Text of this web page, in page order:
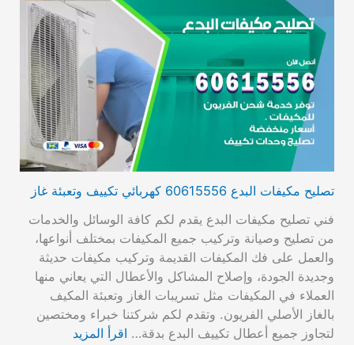
تصليح مكيفات البدع 60615556 كهربائي تكييف وتعبئة غاز
فني تصليح مكيفات البدع يقدم لكم كافة الوسائل والخدمات
من تصليح وصيانة وتركيب جميع المكيفات بمختلف أنواعها،
والعمل على فك المكيفات القديمة وتركيب مكيفات حديثة
وجديدة الجودة، وإصلاح المشاكل والأعطال التي يعاني منها
العملاء في المكيفات مثل تسريبات الغاز وتعبئة المكيف
بالغاز الأصلي الفريون. وتقدم لكم شركتنا خبراء ومختصين
لتجاوز جميع أعطال تكييف البدع بدقة… اقرأ المزيد